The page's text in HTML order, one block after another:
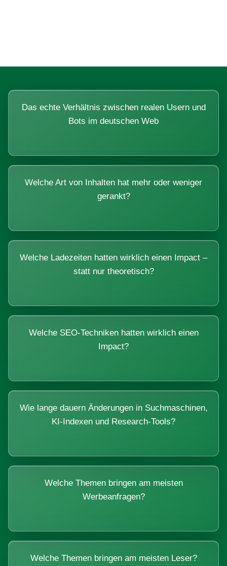
Das echte Verhältnis zwischen realen Usern und
Bots im deutschen Web
Welche Art von Inhalten hat mehr oder weniger
gerankt?
Welche Ladezeiten hatten wirklich einen Impact –
statt nur theoretisch?
Welche SEO-Techniken hatten wirklich einen
Impact?
Wie lange dauern Änderungen in Suchmaschinen,
KI-Indexen und Research-Tools?
Welche Themen bringen am meisten
Werbeanfragen?
Welche Themen bringen am meisten Leser?